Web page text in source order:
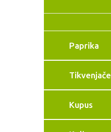
Paprika
Tikvenjače
Kupus